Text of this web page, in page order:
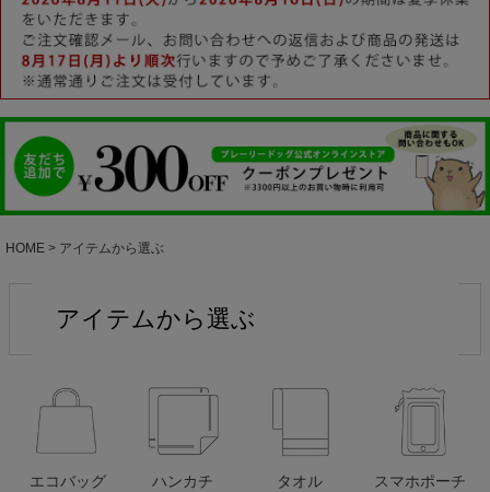
HOME アイテムから選ぶ
アイテムから選ぶ
エコバッグ ハンカチ タオル スマホポーチ